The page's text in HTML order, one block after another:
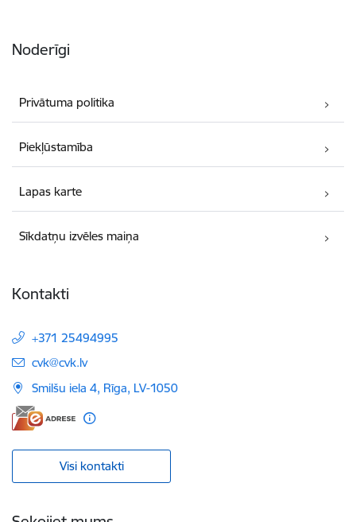
Noderīgi
Privātuma politika
Piekļūstamība
Lapas karte
Sīkdatņu izvēles maiņa
Kontakti
+371 25494995
E-pasts:
cvk@cvk.lv
Smilšu iela 4, Rīga, LV-1050
Visi kontakti